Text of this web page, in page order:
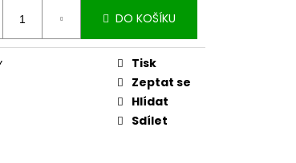
DO KOŠÍKU
Tisk
Zeptat se
Hlídat
Sdílet